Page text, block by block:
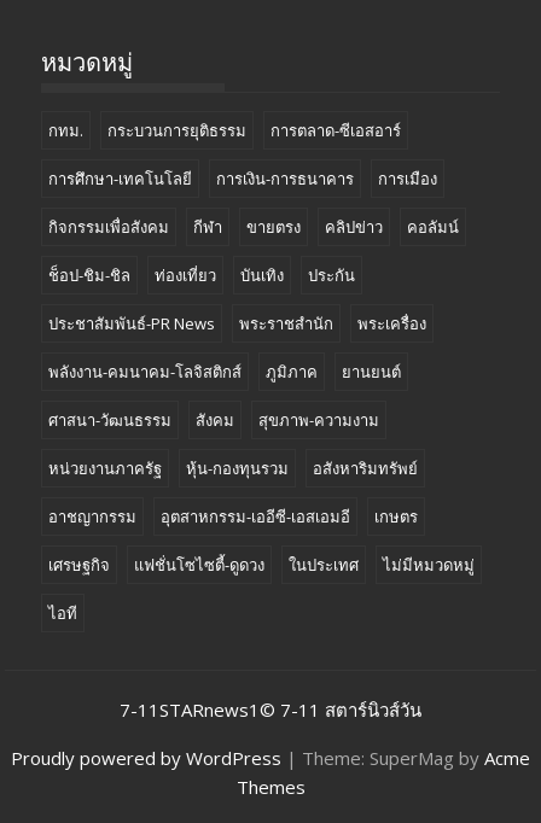
หมวดหมู่
กทม. กระบวนการยุติธรรม การตลาด-ซีเอสอาร์
การศึกษา-เทคโนโลยี การเงิน-การธนาคาร การเมือง
กิจกรรมเพื่อสังคม กีฬา ขายตรง คลิปข่าว คอลัมน์
ช็อป-ชิม-ชิล ท่องเที่ยว บันเทิง ประกัน
ประชาสัมพันธ์-PR News พระราชสำนัก พระเครื่อง
พลังงาน-คมนาคม-โลจิสติกส์ ภูมิภาค ยานยนต์
ศาสนา-วัฒนธรรม สังคม สุขภาพ-ความงาม
หน่วยงานภาครัฐ หุ้น-กองทุนรวม อสังหาริมทรัพย์
อาชญากรรม อุตสาหกรรม-เออีซี-เอสเอมอี เกษตร
เศรษฐกิจ แฟชั่นโซไซตี้-ดูดวง ในประเทศ ไม่มีหมวดหมู่
ไอที
7-11STARnews1© 7-11 สตาร์นิวส์วัน
Proudly powered by WordPress | Theme: SuperMag by Acme
Themes